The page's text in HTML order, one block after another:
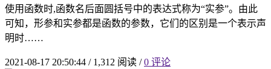
使用函数时,函数名后面圆括号中的表达式称为“实参”。由此
可知，形参和实参都是函数的参数，它们的区别是一个表示声
明时……
2021-08-17 20:50:44 /1,312 阅读 / 0 评论